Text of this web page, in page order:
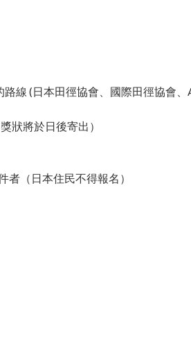
線 (日本田徑協會、國際田徑協會、
狀將於日後寄出）
日本住民不得報名）